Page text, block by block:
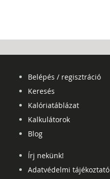
Belépés / regisztráció
Keresés
Kalóriatáblázat
Kalkulátorok
Blog
Írj nekünk!
Adatvédelmi tájékoztató